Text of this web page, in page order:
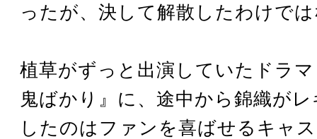
ったが、決して解散したわけで
植草がずっと出演していたドラ
鬼ばかり』に、途中から錦織が
したのはファンを喜ばせるキャ